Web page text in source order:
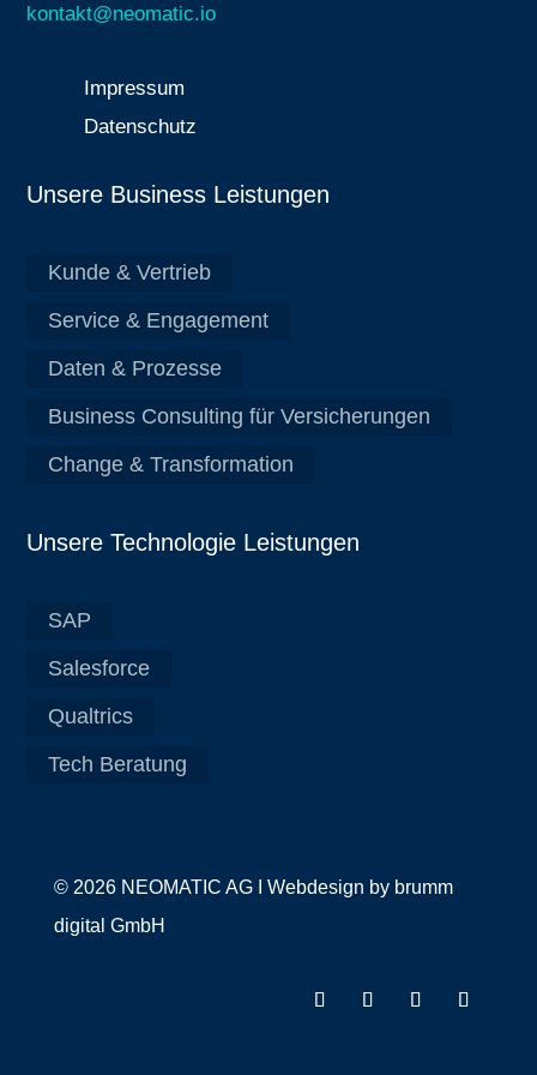
kontakt@neomatic.io
Impressum
Datenschutz
Unsere Business Leistungen
Kunde & Vertrieb
Service & Engagement
Daten & Prozesse
Business Consulting für Versicherungen
Change & Transformation
Unsere Technologie Leistungen
SAP
Salesforce
Qualtrics
Tech Beratung
© 2026 NEOMATIC AG I Webdesign by brumm
digital GmbH